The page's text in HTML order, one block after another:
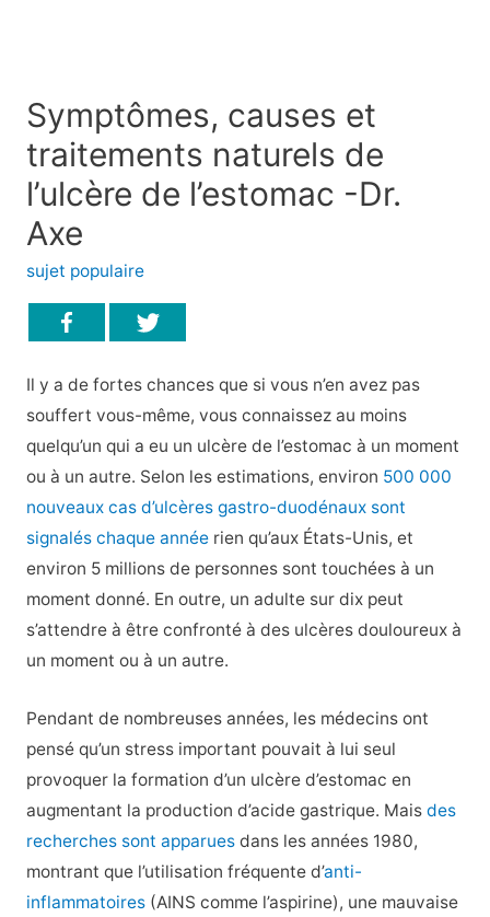
Symptômes, causes et
traitements naturels de
l’ulcère de l’estomac -Dr.
Axe
sujet populaire
Il y a de fortes chances que si vous n’en avez pas
souffert vous-même, vous connaissez au moins
quelqu’un qui a eu un ulcère de l’estomac à un moment
ou à un autre. Selon les estimations, environ 500 000
nouveaux cas d’ulcères gastro-duodénaux sont
signalés chaque annéerien qu’aux États-Unis, et
environ 5 millions de personnes sont touchées à un
moment donné. En outre, un adulte sur dix peut
s’attendre à être confronté à des ulcères douloureux à
un moment ou à un autre.
Pendant de nombreuses années, les médecins ont
pensé qu’un stress important pouvait à lui seul
provoquer la formation d’un ulcère d’estomac en
augmentant la production d’acide gastrique. Maisdes
recherches sont apparuesdans les années 1980,
montrant que l’utilisation fréquente d’anti-
inflammatoires(AINS comme l’aspirine), une mauvaise